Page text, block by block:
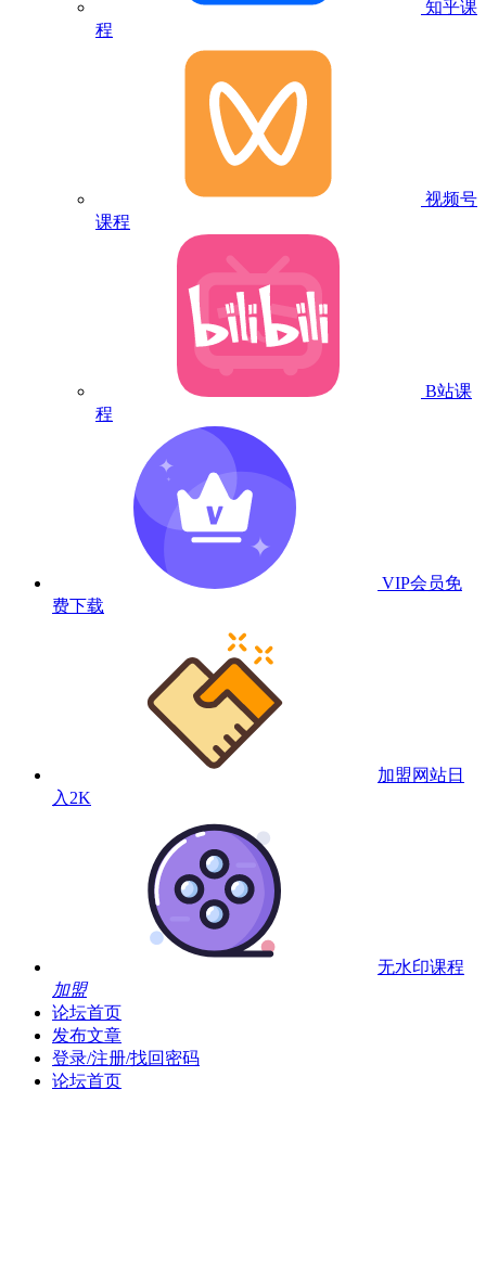
知乎课
程
视频号
课程
B站课
程
VIP会员免
费下载
加盟网站日
入2K
无水印课程
加盟
论坛首页
发布文章
登录/注册/找回密码
论坛首页